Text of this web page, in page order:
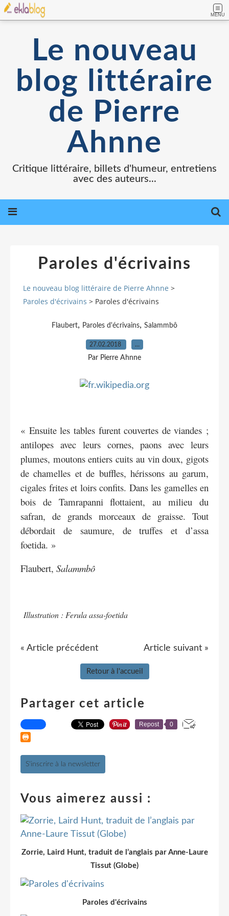
MENU
Le nouveau
blog littéraire
de Pierre
Ahnne
Critique littéraire, billets d'humeur, entretiens
avec des auteurs...
Paroles d'écrivains
Le nouveau blog littéraire de Pierre Ahnne >
Paroles d'écrivains > Paroles d'écrivains
Flaubert, Paroles d'écrivains, Salammbô
27.02.2018 …
Par Pierre Ahnne
« Ensuite les tables furent couvertes de viandes ;
antilopes avec leurs cornes, paons avec leurs
plumes, moutons entiers cuits au vin doux, gigots
de chamelles et de buffles, hérissons au garum,
cigales frites et loirs confits. Dans les gamelles en
bois de Tamrapanni flottaient, au milieu du
safran, de grands morceaux de graisse. Tout
débordait de saumure, de truffes et d’assa
foetida. »
Flaubert, Salammbô
Illustration : Ferula assa-foetida
« Article précédent Article suivant »
Retour à l'accueil
Partager cet article
Repost 0
S'inscrire à la newsletter
Vous aimerez aussi :
Zorrie, Laird Hunt, traduit de l’anglais par Anne-Laure
Tissut (Globe)
Paroles d'écrivains